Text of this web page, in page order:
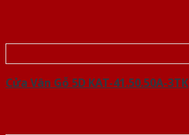
Cửa Vân Gỗ 5D KAT-41.50.50A-3TK